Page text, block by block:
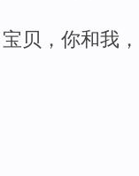
宝贝 ，你和我